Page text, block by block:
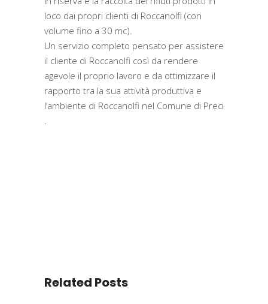
loco dai propri clienti di Roccanolfi (con
volume fino a 30 mc).
Un servizio completo pensato per assistere
il cliente di Roccanolfi così da rendere
agevole il proprio lavoro e da ottimizzare il
rapporto tra la sua attività produttiva e
l’ambiente di Roccanolfi nel Comune di Preci
.
Related Posts